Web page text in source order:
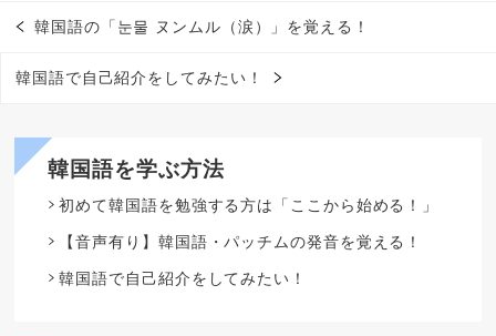
韓国語の「눈물 ヌンムル（涙）」を覚える！
韓国語で自己紹介をしてみたい！
韓国語を学ぶ方法
初めて韓国語を勉強する方は「ここから始める！」
【音声有り】韓国語・パッチムの発音を覚える！
韓国語で自己紹介をしてみたい！